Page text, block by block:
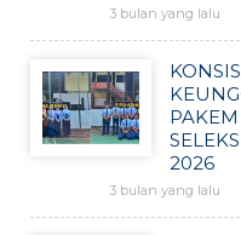
3 bulan yang lalu
2026
3 bulan yang lalu